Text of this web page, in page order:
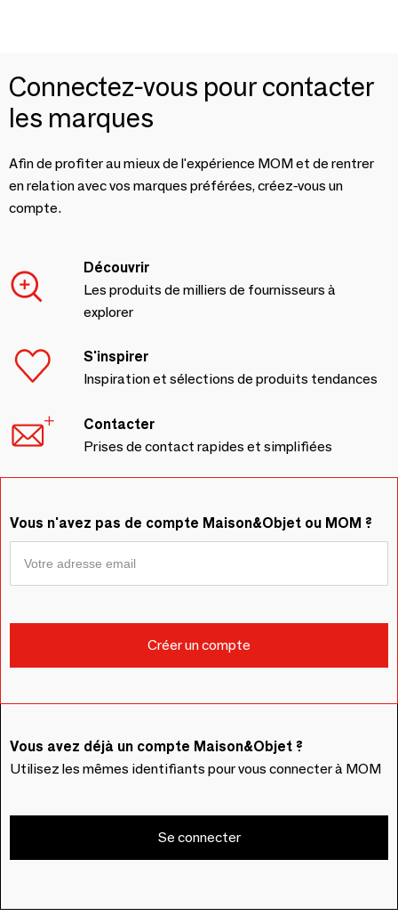
Connectez-vous pour contacter
les marques
Afin de profiter au mieux de l'expérience MOM et de rentrer
en relation avec vos marques préférées, créez-vous un
compte.
Découvrir
Les produits de milliers de fournisseurs à
explorer
S'inspirer
Inspiration et sélections de produits tendances
Contacter
Prises de contact rapides et simplifiées
Vous n'avez pas de compte Maison&Objet ou MOM ?
Vous avez déjà un compte Maison&Objet ?
Utilisez les mêmes identifiants pour vous connecter à MOM
Se connecter